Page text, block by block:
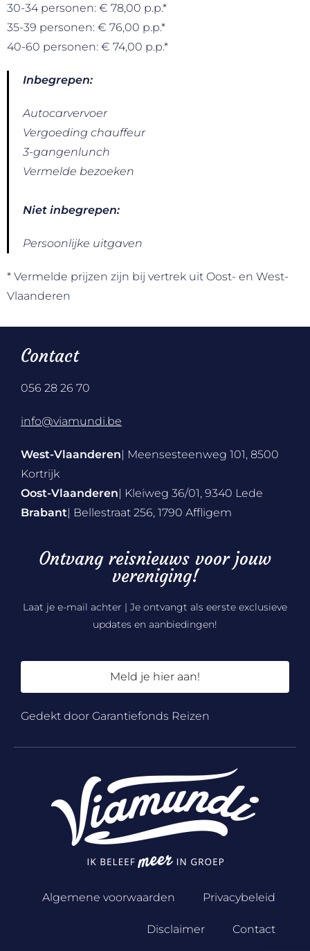
30-34 personen: € 78,00 p.p.*
35-39 personen: € 76,00 p.p.*
40-60 personen: € 74,00 p.p.*
Inbegrepen:
Autocarvervoer
Vergoeding chauffeur
3-gangenlunch
Vermelde bezoeken
Niet inbegrepen:
Persoonlijke uitgaven
* Vermelde prijzen zijn bij vertrek uit Oost- en West-
Vlaanderen
Contact
056 28 26 70
info@viamundi.be
West-Vlaanderen| Meensesteenweg 101, 8500
Kortrijk
Oost-Vlaanderen| Kleiweg 36/01, 9340 Lede
Brabant| Bellestraat 256, 1790 Affligem
Ontvang reisnieuws voor jouw
vereniging!
Laat je e-mail achter | Je ontvangt als eerste exclusieve
updates en aanbiedingen!
Meld je hier aan!
Gedekt door Garantiefonds Reizen
Algemene voorwaarden Privacybeleid
Disclaimer Contact